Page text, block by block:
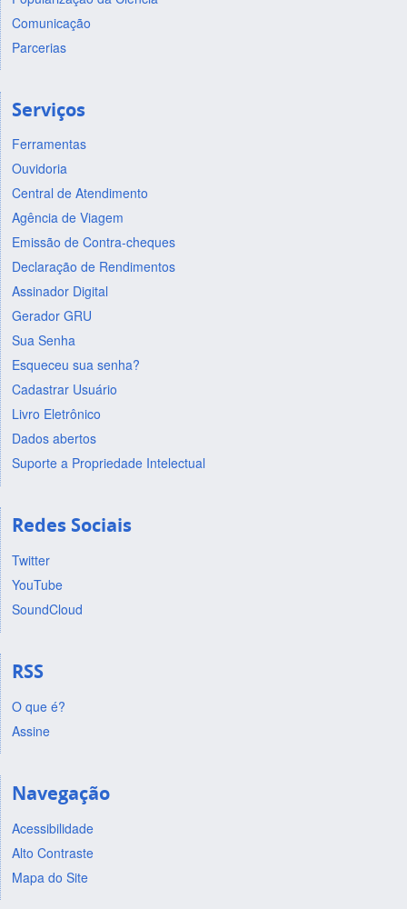
Comunicação
Parcerias
Serviços
Ferramentas
Ouvidoria
Central de Atendimento
Agência de Viagem
Emissão de Contra-cheques
Declaração de Rendimentos
Assinador Digital
Gerador GRU
Sua Senha
Esqueceu sua senha?
Cadastrar Usuário
Livro Eletrônico
Dados abertos
Suporte a Propriedade Intelectual
Redes Sociais
Twitter
YouTube
SoundCloud
RSS
O que é?
Assine
Navegação
Acessibilidade
Alto Contraste
Mapa do Site